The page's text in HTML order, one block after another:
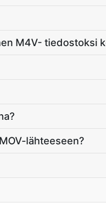
M4V- tiedostoksi
lähteeseen?